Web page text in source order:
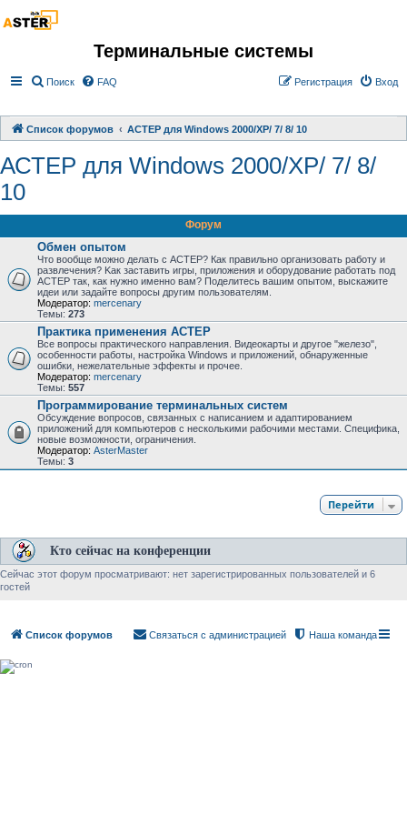
Терминальные системы
Поиск FAQ Вход
Регистрация
Список форумов АСТЕР для Windows 2000/XP/ 7/ 8/ 10
АСТЕР для Windows 2000/XP/ 7/ 8/
10
Форум
Обмен опытом
Что вообще можно делать с АСТЕР? Как правильно организовать работу и
развлечения? Kак заставить игры, приложения и оборудование работать под
АСТЕР так, как нужно именно вам? Поделитесь вашим опытом, выскажите
идеи или задайте вопросы другим пользователям.
Модератор: mercenary
Темы: 273
Практика применения АСТЕР
Все вопросы практического направления. Видеокарты и другое "железо",
особенности работы, настройка Windows и приложений, обнаруженные
ошибки, нежелательные эффекты и прочее.
Модератор: mercenary
Темы: 557
Программирование терминальных систем
Обсуждение вопросов, связанных с написанием и адаптированием
приложений для компьютеров с несколькими рабочими местами. Специфика,
новые возможности, ограничения.
Модератор: AsterMaster
Темы: 3
Перейти
Кто сейчас на конференции
Сейчас этот форум просматривают: нет зарегистрированных пользователей и 6
гостей
Список форумов Наша команда
Связаться с администрацией